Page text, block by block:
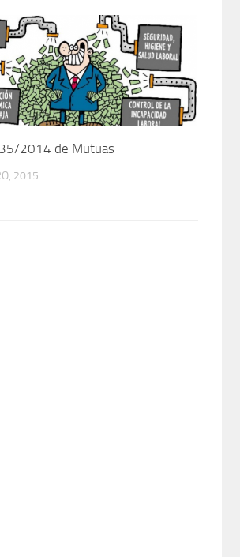
2014 de Mutuas
2015